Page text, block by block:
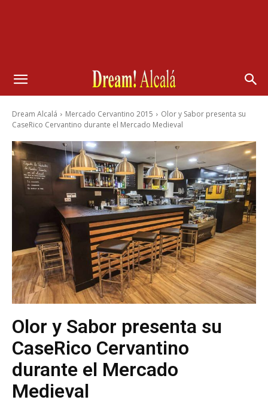
Dream Alcalá Mercado Cervantino 2015
Olor y Sabor presenta su
CaseRico Cervantino durante el Mercado Medieval
Olor y Sabor presenta su
CaseRico Cervantino
durante el Mercado
Medieval